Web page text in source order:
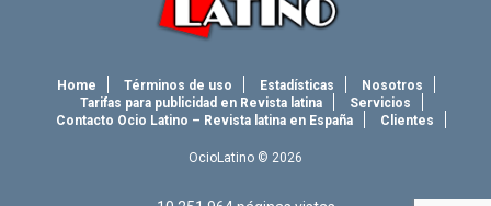
Home Términos de uso Estadísticas
Nosotros
Tarifas para publicidad en Revista latina
Servicios
Contacto Ocio Latino – Revista latina en España
Clientes
OcioLatino © 2026